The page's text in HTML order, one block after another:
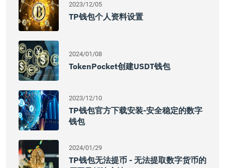
2023/12/05
TP钱包个人资料设置
2024/01/08
TokenPocket创建USDT钱包
2023/12/10
TP钱包官方下载安装-安全稳定的数字
钱包
2024/01/29
TP钱包无法提币 - 无法提取数字货币的